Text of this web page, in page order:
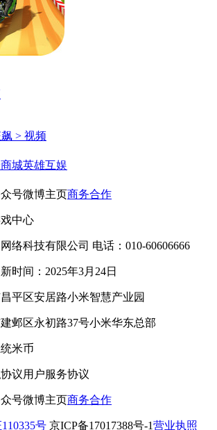
> 视频
城英雄互娱
号微博主页商务合作
中心
络科技有限公司 电话：010-60606666
时间：2025年3月24日
平区安居路小米智慧产业园
邺区永初路37号小米华东总部
米币
议用户服务协议
号微博主页商务合作
号 京ICP备17017388号-1营业执照